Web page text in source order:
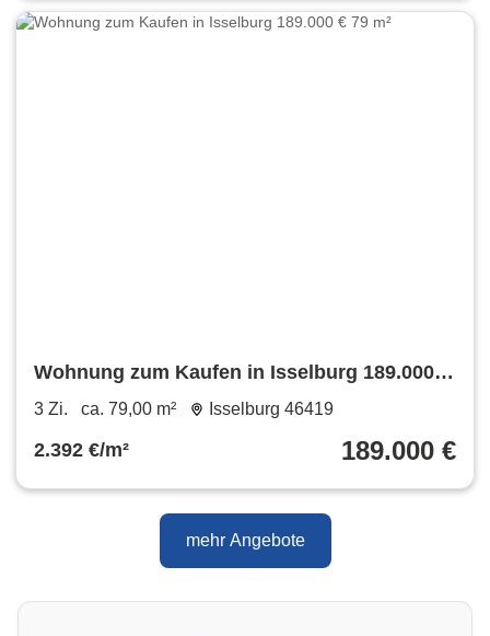
Wohnung zum Kaufen in Isselburg 189.000 €
79 m²
3 Zi. ca. 79,00 m² Isselburg 46419
2.392 €/m² 189.000 €
mehr Angebote